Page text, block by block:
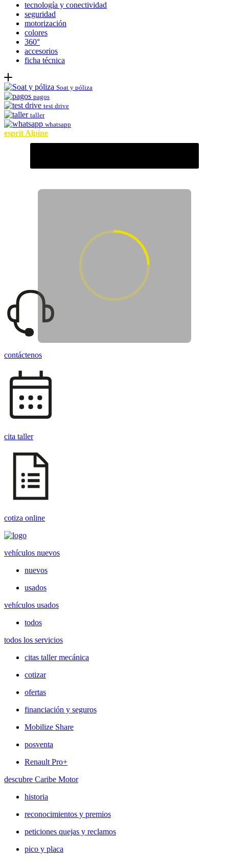
tecnología y conectividad
seguridad
motorización
colores
360°
accesorios
ficha técnica
Soat y póliza
pagos
test drive
taller
whatsapp
esprit Alpine
Arrastra para ver el vehículo en
contáctenos
cita taller
cotiza online
vehículos nuevos
nuevos
usados
vehículos usados
todos
todos los servicios
citas taller mecánica
cotizar
ofertas
financiación y seguros
Mobilize Share
posventa
Renault Pro+
descubre Caribe Motor
historia
reconocimientos y premios
peticiones quejas y reclamos
pico y placa